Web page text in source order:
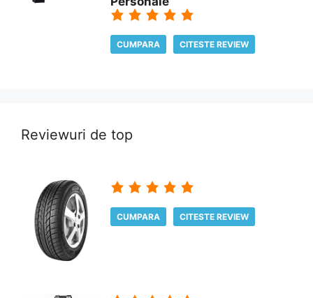
CUMPARA CITESTE REVIEW
Reviewuri de top
CUMPARA CITESTE REVIEW